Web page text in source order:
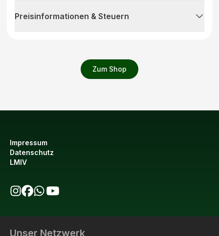
Zum Shop
Preisinformationen & Steuern
Impressum
Datenschutz
LMIV
Unser Netzwerk